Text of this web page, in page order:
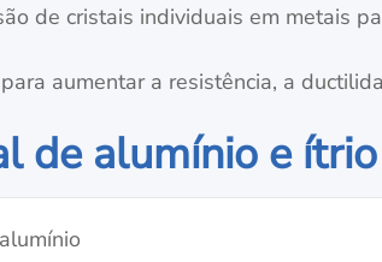
de cristais individuais em metais
aumentar a resistência, a
de alumínio e ítrio